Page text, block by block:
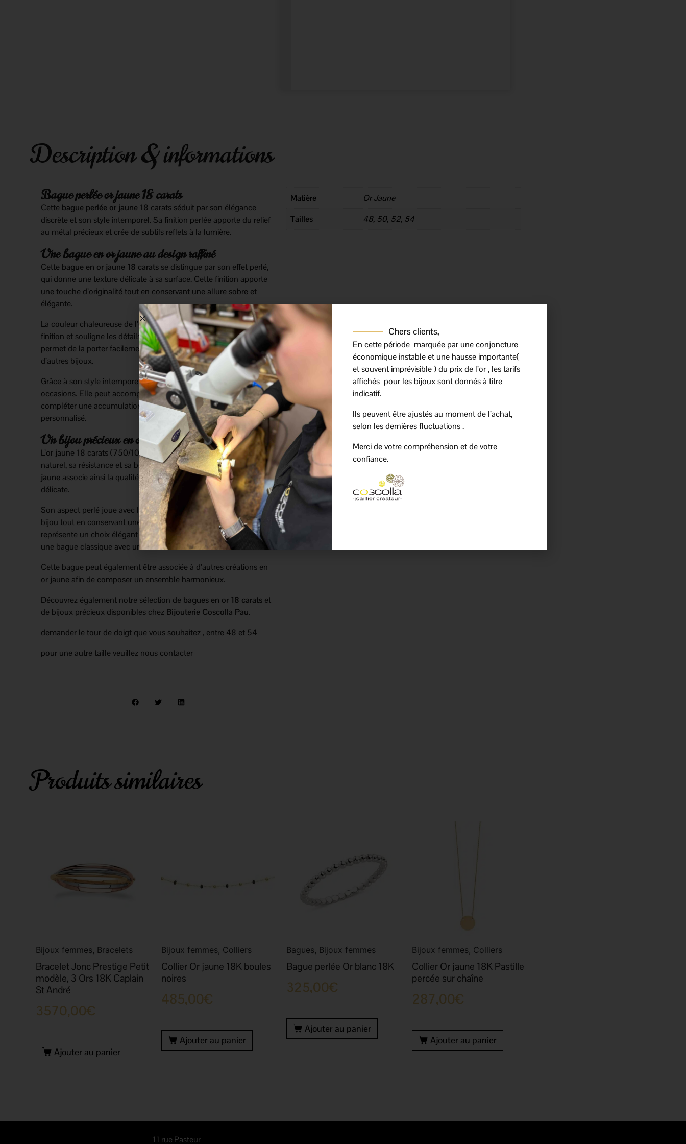
Description & informations
Bague perlée or jaune 18 carats
Cette bague perlée or jaune 18 carats séduit par son élégance
discrète et son style intemporel. Sa finition perlée apporte du relief
au métal précieux et crée de subtils reflets à la lumière.
Une bague en or jaune au design raffiné
Cette bague en or jaune 18 carats se distingue par son effet perlé,
qui donne une texture délicate à sa surface. Cette finition apporte
une touche d’originalité tout en conservant une allure sobre et
élégante.
La couleur chaleureuse de l’or jaune met en valeur le travail de
finition et souligne les détails de cette bague. Son design épuré
permet de la porter facilement au quotidien, seule ou associée à
d’autres bijoux.
Grâce à son style intemporel, cette bague convient à toutes les
occasions. Elle peut accompagner une tenue élégante ou
compléter une accumulation de bagues pour un rendu plus
personnalisé.
Un bijou précieux en or jaune 18 carats
L’or jaune 18 carats (750/1000) est apprécié pour son éclat
naturel, sa résistance et sa beauté durable. Cette
bague perlée or
jaune associe ainsi la qualité d’un métal précieux à une finition
délicate.
Son aspect perlé joue avec la lumière et apporte du caractère au
bijou tout en conservant une grande finesse. Facile à porter, elle
représente un choix élégant pour celles et ceux qui recherchent
une bague classique avec une touche distinctive.
Cette bague peut également être associée à d’autres créations en
or jaune afin de composer un ensemble harmonieux.
Découvrez également notre sélection de bagues en or 18 carats et
de bijoux précieux disponibles chez Bijouterie Coscolla Pau.
demander le tour de doigt que vous souhaitez , entre 48 et 54
pour une autre taille veuillez nous contacter
Matière
Or Jaune
Tailles
48, 50, 52, 54
Produits similaires
Bijoux femmes, Bracelets
Bracelet Jonc Prestige Petit
modèle, 3 Ors 18K Caplain
St André
3570,00€
Ajouter au panier
Bijoux femmes, Colliers
Collier Or jaune 18K boules
noires
485,00€
Ajouter au panier
Bagues, Bijoux femmes
Bague perlée Or blanc 18K
325,00€
Ajouter au panier
Bijoux femmes, Colliers
Collier Or jaune 18K Pastille
percée sur chaîne
287,00€
Ajouter au panier
11 rue Pasteur
Chers clients,
En cette période marquée par une conjoncture
économique instable et une hausse importante(
et souvent imprévisible ) du prix de l’or , les tarifs
affichés pour les bijoux sont donnés à titre
indicatif.
Ils peuvent être ajustés au moment de l’achat,
selon les dernières fluctuations .
Merci de votre compréhension et de votre
confiance.